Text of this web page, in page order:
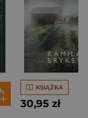
KSIĄŻKA
30,95 zł